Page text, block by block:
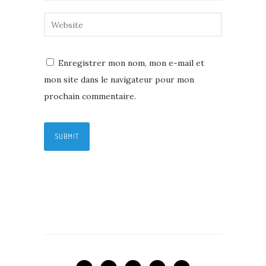
Enregistrer mon nom, mon e-mail et
mon site dans le navigateur pour mon
prochain commentaire.